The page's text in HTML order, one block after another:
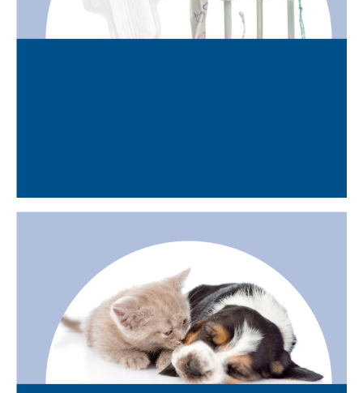
CONTENIDORS D’HIGIENE
FEMENINA